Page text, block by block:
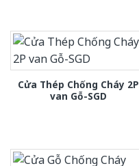
Cửa Thép Chống Cháy 2P
van Gỗ-SGD